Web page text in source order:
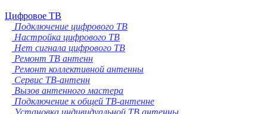
Цифровое ТВ
Подключение цифрового ТВ
Настройка цифрового ТВ
Нет сигнала цифрового ТВ
Ремонт ТВ антенн
Ремонт коллективной антенны
Сервис ТВ-антенн
Вызов антенного мастера
Подключение к общей ТВ-антенне
Установка индивидуальной ТВ антенны